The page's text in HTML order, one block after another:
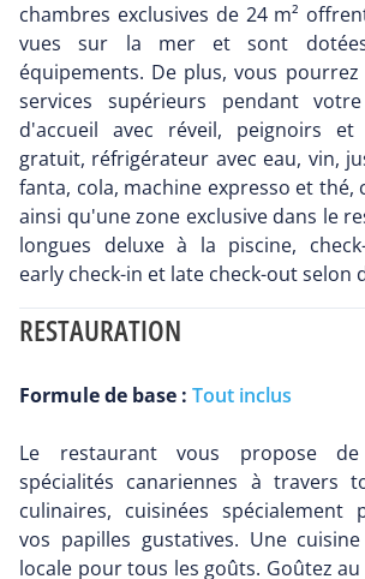
chambres exclusives de 24 m²
vues sur la mer et sont
équipements. De plus, vous
services supérieurs pendant
d'accueil avec réveil, peignoirs et
gratuit, réfrigérateur avec eau, vin,
fanta, cola, machine expresso et thé,
ainsi qu'une zone exclusive dans le
longues deluxe à la piscine,
early check-in et late check-out selon
RESTAURATION
Formule de base : Tout inclus
Le restaurant vous propose
spécialités canariennes à travers
culinaires, cuisinées spécialement
vos papilles gustatives. Une
locale pour tous les goûts. Goûtez au